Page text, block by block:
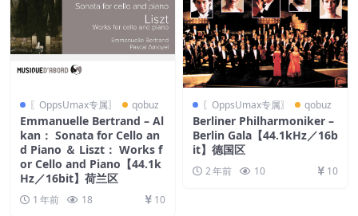
〖OppsUmax专属〗 qobuz
Emmanuelle Bertrand – Al
kan： Sonata for Cello an
d Piano ＆ Liszt： Works f
or Cello and Piano【44.1k
Hz／16bit】荷兰区
1 年前 18 10
〖OppsUmax专属〗 qobuz
Berliner Philharmoniker –
Berlin Gala【44.1kHz／16b
it】德国区
2 年前 10 10